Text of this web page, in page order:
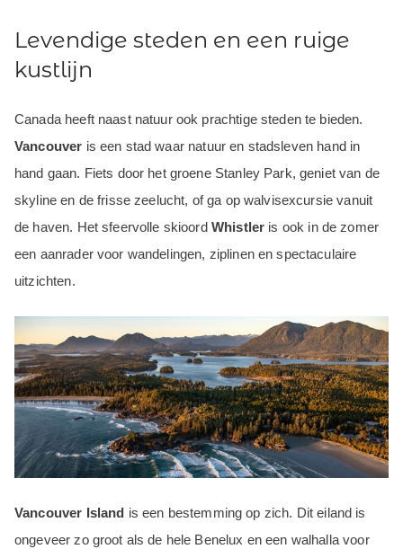
Levendige steden en een ruige
kustlijn
Canada heeft naast natuur ook prachtige steden te bieden.
Vancouver is een stad waar natuur en stadsleven hand in
hand gaan. Fiets door het groene Stanley Park, geniet van de
skyline en de frisse zeelucht, of ga op walvisexcursie vanuit
de haven. Het sfeervolle skioord Whistler is ook in de zomer
een aanrader voor wandelingen, ziplinen en spectaculaire
uitzichten.
Vancouver Island is een bestemming op zich. Dit eiland is
ongeveer zo groot als de hele Benelux en een walhalla voor